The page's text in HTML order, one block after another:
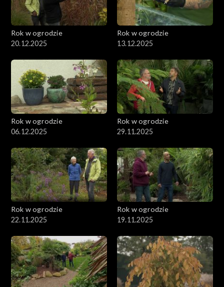
Rok w ogrodzie
20.12.2025
Rok w ogrodzie
13.12.2025
Rok w ogrodzie
06.12.2025
Rok w ogrodzie
29.11.2025
Rok w ogrodzie
22.11.2025
Rok w ogrodzie
19.11.2025